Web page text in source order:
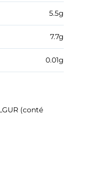
5.5g
7.7g
0.01g
(conté